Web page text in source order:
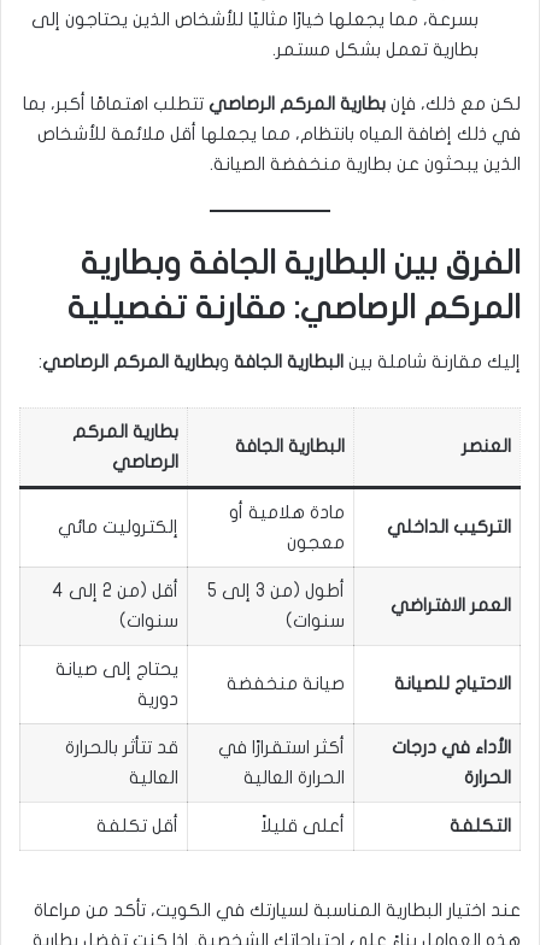
بسرعة، مما يجعلها خيارًا مثاليًا للأشخاص الذين يحتاجون إلى
بطارية تعمل بشكل مستمر.
لكن مع ذلك، فإن بطارية المركم الرصاصي تتطلب اهتمامًا أكبر، بما
في ذلك إضافة المياه بانتظام، مما يجعلها أقل ملائمة للأشخاص
الذين يبحثون عن بطارية منخفضة الصيانة.
الفرق بين البطارية الجافة وبطارية
المركم الرصاصي: مقارنة تفصيلية
إليك مقارنة شاملة بين البطارية الجافة وبطارية المركم الرصاصي:
العنصر البطارية الجافة
بطارية المركم
الرصاصي
التركيب الداخلي
مادة هلامية أو
معجون
إلكتروليت مائي
العمر الافتراضي
أطول (من 3 إلى 5
سنوات)
أقل (من 2 إلى 4
سنوات)
الاحتياج للصيانة صيانة منخفضة
يحتاج إلى صيانة
دورية
الأداء في درجات
الحرارة
أكثر استقرارًا في
الحرارة العالية
قد تتأثر بالحرارة
العالية
التكلفة أعلى قليلاً أقل تكلفة
عند اختيار البطارية المناسبة لسيارتك في الكويت، تأكد من مراعاة
هذه العوامل بناءً على احتياجاتك الشخصية. إذا كنت تفضل بطارية